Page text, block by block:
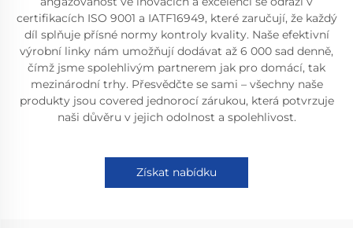
certifikacích ISO 9001 a IATF16949, které zaručují, že každý
díl splňuje přísné normy kontroly kvality. Naše efektivní
výrobní linky nám umožňují dodávat až 6 000 sad denně,
čímž jsme spolehlivým partnerem jak pro domácí, tak
mezinárodní trhy. Přesvědčte se sami – všechny naše
produkty jsou covered jednorocí zárukou, která potvrzuje
naši důvěru v jejich odolnost a spolehlivost.
Získat nabídku